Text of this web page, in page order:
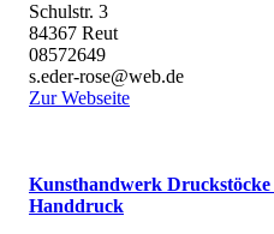
Schulstr. 3
84367 Reut
08572649
s.eder-rose@web.de
Zur Webseite
Kunsthandwerk
Handdruck